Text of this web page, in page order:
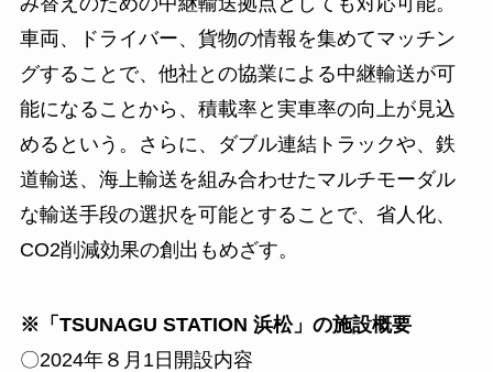
車両、ドライバー、貨物の情報を集めてマッチン
グすることで、他社との協業による中継輸送が可
能になることから、積載率と実車率の向上が見込
めるという。さらに、ダブル連結トラックや、鉄
道輸送、海上輸送を組み合わせたマルチモーダル
な輸送手段の選択を可能とすることで、省人化、
CO2削減効果の創出もめざす。
※「TSUNAGU STATION 浜松」の施設概要
〇2024年８月1日開設内容